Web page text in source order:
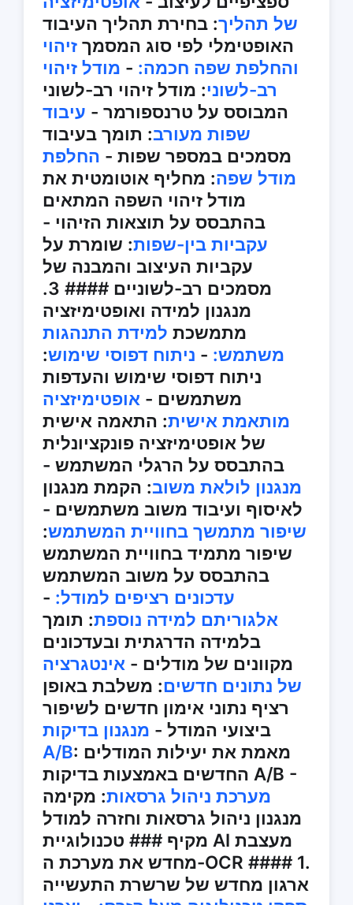
של תהליך: בחירת תהליך העיבוד
האופטימלי לפי סוג המסמך זיהוי
והחלפת שפה חכמה: - מודל זיהוי
רב-לשוני: מודל זיהוי רב-לשוני
המבוסס על טרנספורמר - עיבוד
שפות מעורב: תומך בעיבוד
מסמכים במספר שפות - החלפת
מודל שפה: מחליף אוטומטית את
מודל זיהוי השפה המתאים
בהתבסס על תוצאות הזיהוי -
עקביות בין-שפות: שומרת על
עקביות העיצוב והמבנה של
מסמכים רב-לשוניים #### 3.
מנגנון למידה ואופטימיזציה
מתמשכת למידת התנהגות
משתמש: - ניתוח דפוסי שימוש:
ניתוח דפוסי שימוש והעדפות
משתמשים - אופטימיזציה
מותאמת אישית: התאמה אישית
של אופטימיזציה פונקציונלית
בהתבסס על הרגלי המשתמש -
מנגנון לולאת משוב: הקמת מנגנון
לאיסוף ועיבוד משוב משתמשים -
שיפור מתמשך בחוויית המשתמש:
שיפור מתמיד בחוויית המשתמש
בהתבסס על משוב המשתמש
עדכונים רציפים למודל: -
אלגוריתם למידה נוספת: תומך
בלמידה הדרגתית ובעדכונים
מקוונים של מודלים - אינטגרציה
של נתונים חדשים: משלבת באופן
רציף נתוני אימון חדשים לשיפור
ביצועי המודל - מנגנון בדיקות
A/B: מאמת את יעילות המודלים
החדשים באמצעות בדיקות A/B -
מערכת ניהול גרסאות: מקימה
מנגנון ניהול גרסאות וחזרה למודל
מקיף ### טכנולוגיית AI מעצבת
מחדש את מערכת ה-OCR #### 1.
ארגון מחדש של שרשרת התעשייה